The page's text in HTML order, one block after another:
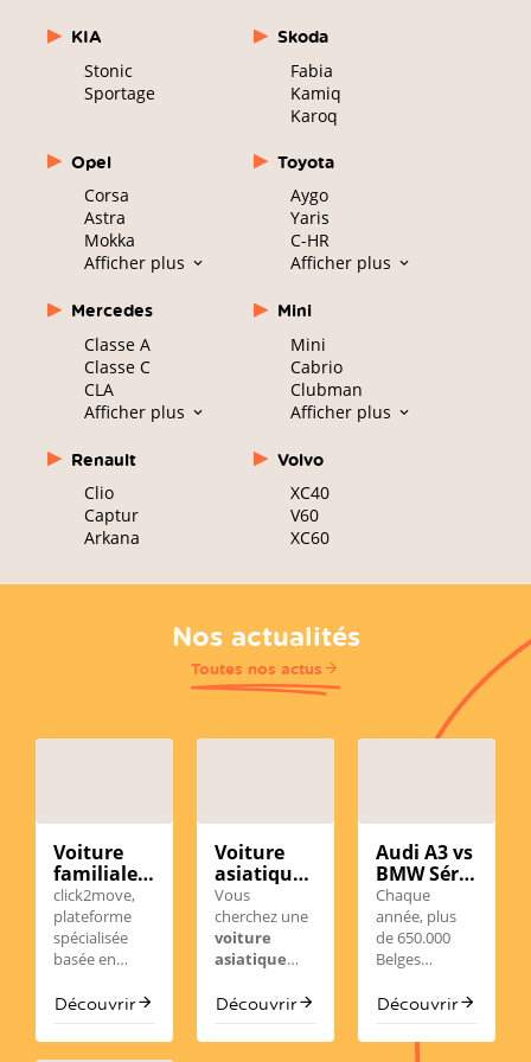
KIA
Stonic
Sportage
Skoda
Fabia
Kamiq
Karoq
Opel
Corsa
Astra
Mokka
Afficher plus
Toyota
Aygo
Yaris
C-HR
Afficher plus
Mercedes
Classe A
Classe C
CLA
Afficher plus
Mini
Mini
Cabrio
Clubman
Afficher plus
Renault
Clio
Captur
Arkana
Volvo
XC40
V60
XC60
Nos actualités
Toutes nos actus
Voiture
familiale
d’occasion
en
Wallonie :
comment
bon
modèle
avec
click2move,
plateforme
spécialisée
basée en
simplifie votre
recherche
d'une voiture
Découvrir
Voiture
asiatique
d'occasion
en
Belgique :
notre
fiable
(BYD,
Hyundai,
Vous
cherchez une
voiture
asiatique
en Belgique
? En 2026, les
constructeurs
Découvrir
Audi A3 vs
BMW Série
1
d'occasion
en
Belgique :
choisir en
2026 ?
Chaque
année, plus
de 650.000
Belges
d'acheter une
voiture
d'occasion, en
Découvrir